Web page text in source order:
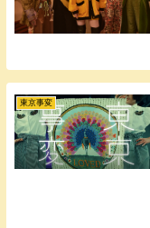
東京事変